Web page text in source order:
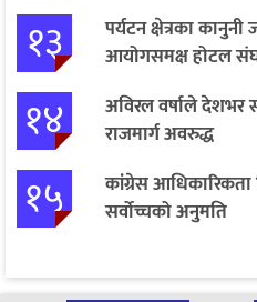
१३
पर्यटन क्षेत्रका कानुनी
आयोगसमक्ष होटल
१४
अविरल वर्षाले देशभर
राजमार्ग अवरुद्ध
१५
कांग्रेस आधिकारिकता
सर्वोच्चको अनुमति